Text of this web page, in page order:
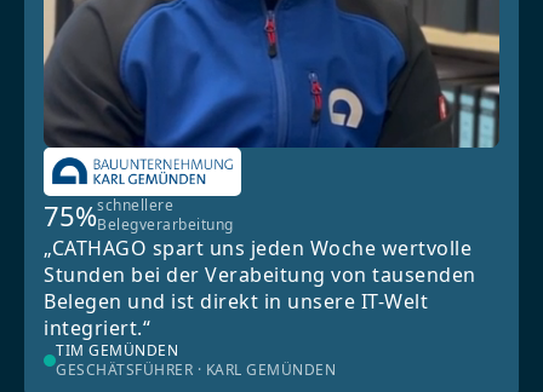
75%schnellere
Belegverarbeitung
„CATHAGO spart uns jeden Woche wertvolle
Stunden bei der Verabeitung von tausenden
Belegen und ist direkt in unsere IT-Welt
integriert.“
TIM GEMÜNDEN
GESCHÄTSFÜHRER · KARL GEMÜNDEN